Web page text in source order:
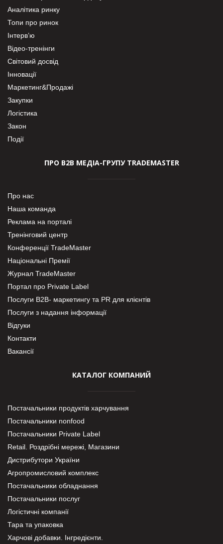
Аналітика ринку
Топи про ринок
Інтерв’ю
Відео-тренінги
Світовий досвід
Інновації
Маркетинг&Продажі
Закупки
Логістика
Закон
Події
ПРО В2В МЕДІА-ГРУПУ TRADEMASTER
Про нас
Наша команда
Реклама на порталі
Тренінговий центр
Конференції TradeMaster
Національні Премії
Журнал TradeMaster
Портал про Private Label
Послуги В2В- маркетингу та PR для клієнтів
Послуги з надання інформації
Відгуки
Контакти
Вакансії
КАТАЛОГ КОМПАНИЙ
Постачальники продуктів харчування
Постачальники nonfood
Постачальники Private Label
Retail. Роздрібні мережі, Магазини
Дистрибутори України
Агропромисловий комплекс
Постачальники обладнання
Постачальники послуг
Логістичні компанії
Тара та упаковка
Харчові добавки. Інгредієнти.